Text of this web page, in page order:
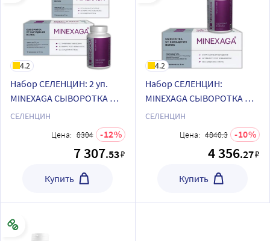
4.2
Набор СЕЛЕНЦИН: 2 уп.
MINEXAGA СЫВОРОТКА ОТ
ВЫПАДЕНИЯ ВОЛОС 10МЛ
N10 + 1 уп. МИНЕКСАГА
ЗДОРОВЫЕ ВОЛОСЫ N90
СЕЛЕНЦИН
Цена: 8304 12
7 307.53₽
Купить
4.2
Набор СЕЛЕНЦИН:
MINEXAGA СЫВОРОТКА ОТ
ВЫПАДЕНИЯ ВОЛОС 10МЛ
ЗДОРОВЫЕ ВОЛОСЫ N90
КАПС ПО 700МГ
СЕЛЕНЦИН
Цена: 4840.3 10
4 356.27₽
Купить